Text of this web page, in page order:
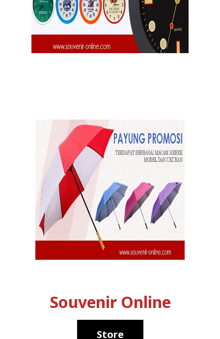
Souvenir Online
Store